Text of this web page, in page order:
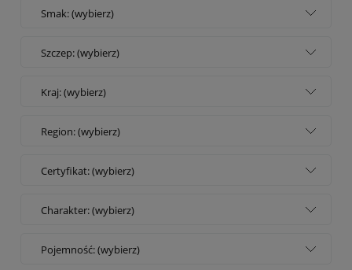
Smak: (wybierz)
Szczep: (wybierz)
Kraj: (wybierz)
Region: (wybierz)
Certyfikat: (wybierz)
Charakter: (wybierz)
Pojemność: (wybierz)